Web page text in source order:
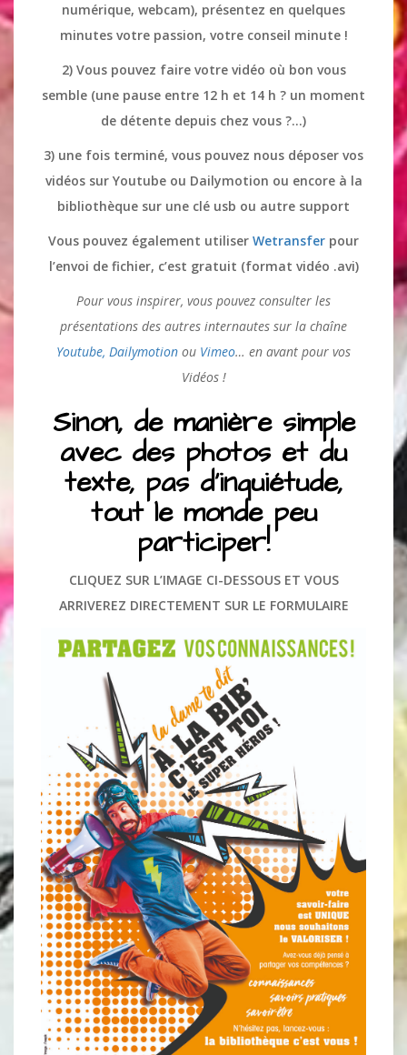
numérique, webcam), présentez en quelques
minutes votre passion, votre conseil minute !
2) Vous pouvez faire votre vidéo où bon vous
semble (une pause entre 12 h et 14 h ? un moment
de détente depuis chez vous ?…)
3) une fois terminé, vous pouvez nous déposer vos
vidéos sur Youtube ou Dailymotion ou encore à la
bibliothèque sur une clé usb ou autre support
Vous pouvez également utiliser Wetransfer pour
l’envoi de fichier, c’est gratuit (format vidéo .avi)
Pour vous inspirer, vous pouvez consulter les
présentations des autres internautes sur la chaîne
Youtube, Dailymotion ou Vimeo… en avant pour vos
Vidéos !
Sinon, de manière simple
avec des photos et du
texte, pas d’inquiétude,
tout le monde peu
participer!
CLIQUEZ SUR L’IMAGE CI-DESSOUS ET VOUS
ARRIVEREZ DIRECTEMENT SUR LE FORMULAIRE